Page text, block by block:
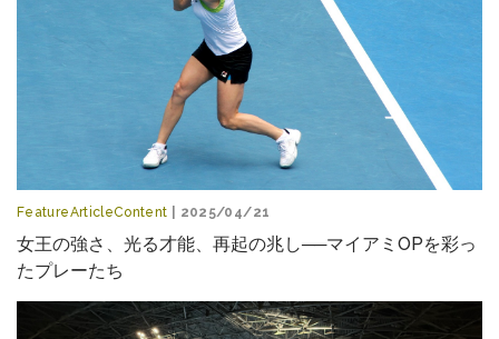
FeatureArticleContent | 2025/04/21
女王の強さ、光る才能、再起の兆し──マイアミOPを彩っ
たプレーたち